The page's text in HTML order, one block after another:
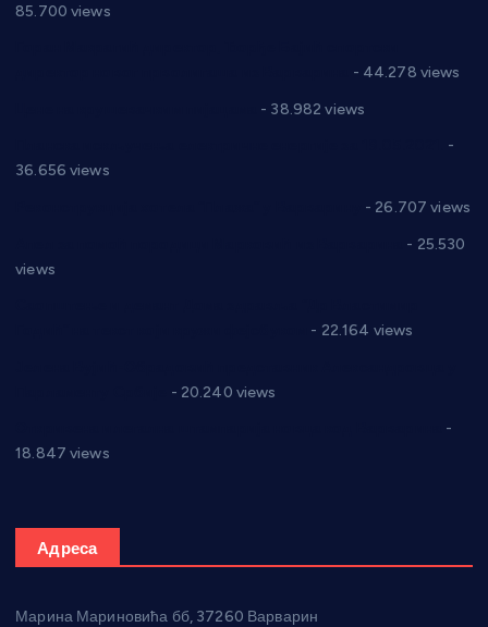
85.700 views
- 44.278 views
- 38.982 views
-
36.656 views
- 26.707 views
- 25.530
views
- 22.164 views
- 20.240 views
-
18.847 views
Адреса
Марина Мариновића бб, 37260 Варварин